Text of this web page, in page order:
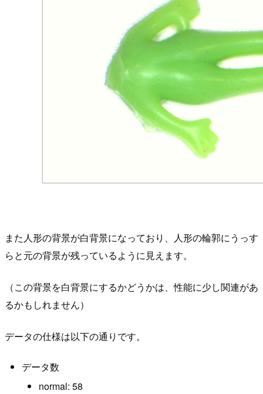
また人形の背景が白背景になっており、人形の輪郭にうっす
らと元の背景が残っているように見えます。
（この背景を白背景にするかどうかは、性能に少し関連があ
るかもしれません）
データの仕様は以下の通りです。
データ数
normal: 58